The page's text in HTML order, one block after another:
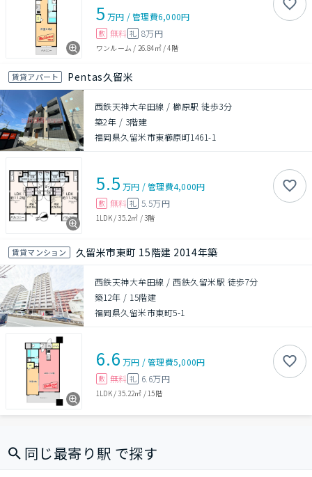
5 万円 /管理費6,000円
敷 無料 礼 8万円
ワンルーム / 26.84㎡/4階
賃貸アパート Pentas久留米
西鉄天神大牟田線 / 櫛原駅 徒歩3分
築2年 / 3階建
福岡県久留米市東櫛原町1461-1
5.5 万円 /管理費4,000円
敷 無料 礼 5.5万円
1LDK/35.2㎡ /3階
賃貸マンション 久留米市東町 15階建 2014年築
西鉄天神大牟田線 / 西鉄久留米駅 徒歩7分
築12年 / 15階建
福岡県久留米市東町5-1
6.6 万円 /管理費5,000円
敷 無料 礼 6.6万円
1LDK/35.22㎡ / 15階
同じ最寄り駅 で探す